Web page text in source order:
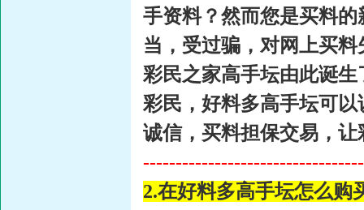
手资料？然而您是买料
当，受过骗，对网上买
彩民之家高手坛由此诞
彩民，好料多高手坛可
诚信，买料担保交易，
2.在好料多高手坛怎么购